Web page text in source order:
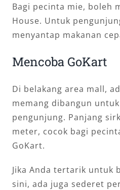
Bagi pecinta mie, boleh
House. Untuk
menyantap makanan
Mencoba GoKart
Di belakang area mall,
memang dibangun
pengunjung. Panjang
meter, cocok bagi
GoKart.
Jika Anda tertarik untuk
sini, ada juga sederet